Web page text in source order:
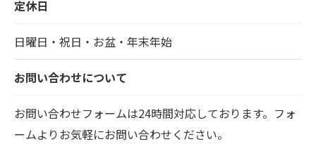
定休日
日曜日・祝日・お盆・年末年始
お問い合わせについて
お問い合わせフォームは24時間対応しております。フォ
ームよりお気軽にお問い合わせください。